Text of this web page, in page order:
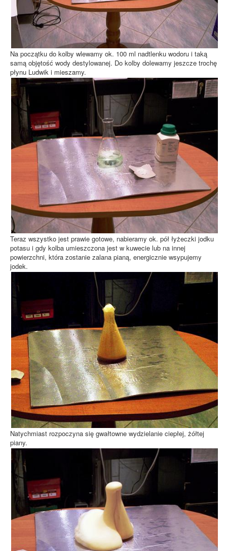
Na początku do kolby wlewamy ok. 100 ml nadtlenku wodoru i taką
samą objętość wody destylowanej. Do kolby dolewamy jeszcze trochę
płynu Ludwik i mieszamy.
Teraz wszystko jest prawie gotowe, nabieramy ok. pół łyżeczki jodku
potasu i gdy kolba umieszczona jest w kuwecie lub na innej
powierzchni, która zostanie zalana pianą, energicznie wsypujemy
jodek.
Natychmiast rozpoczyna się gwałtowne wydzielanie ciepłej, żółtej
piany.